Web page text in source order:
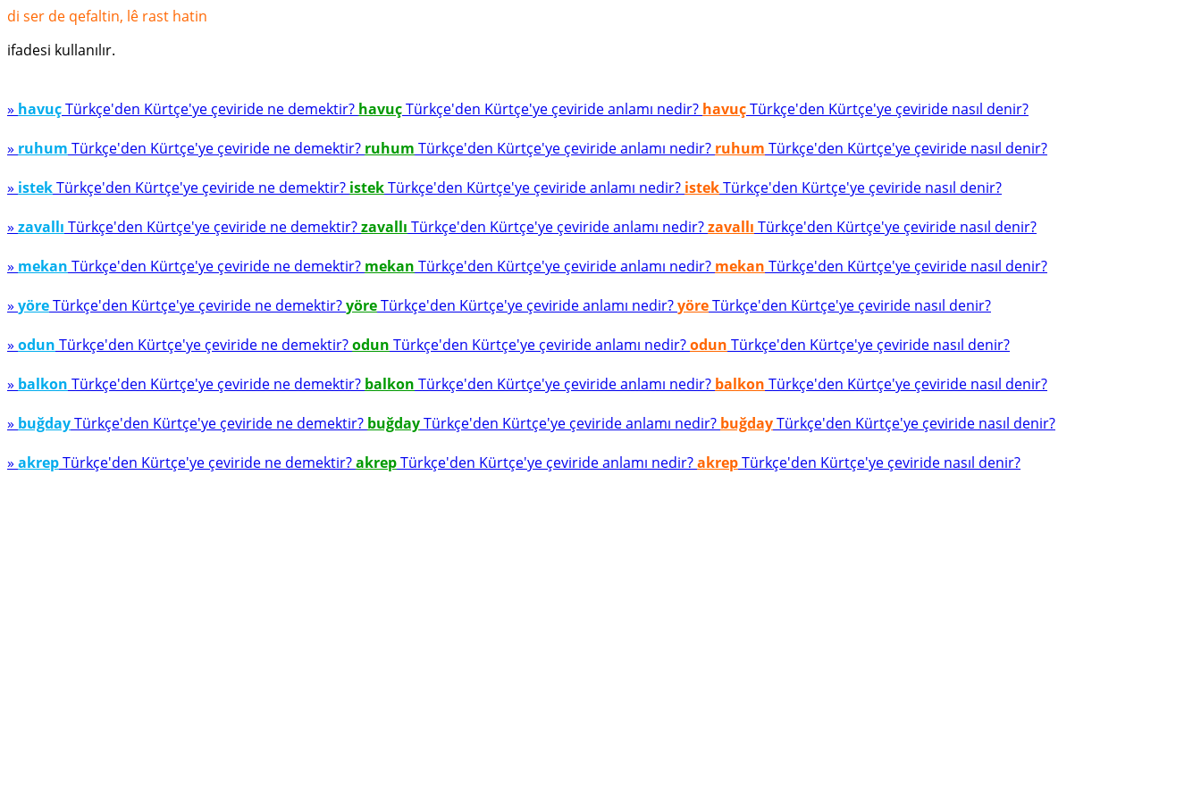
di ser de qefaltin, lê rast hatin
ifadesi kullanılır.
» havuçTürkçe'den Kürtçe'ye çeviride ne demektir? havuçTürkçe'den Kürtçe'ye çeviride anlamı nedir? havuçTürkçe'den Kürtçe'ye çeviride nasıl denir?
» ruhum Türkçe'den Kürtçe'ye çeviride ne demektir? ruhum Türkçe'den Kürtçe'ye çeviride anlamı nedir? ruhum Türkçe'den Kürtçe'ye çeviride nasıl denir?
» istekTürkçe'den Kürtçe'ye çeviride ne demektir? istekTürkçe'den Kürtçe'ye çeviride anlamı nedir? istekTürkçe'den Kürtçe'ye çeviride nasıl denir?
» zavallı Türkçe'den Kürtçe'ye çeviride ne demektir?zavallı Türkçe'den Kürtçe'ye çeviride anlamı nedir?zavallı Türkçe'den Kürtçe'ye çeviride nasıl denir?
» mekan Türkçe'den Kürtçe'ye çeviride ne demektir? mekan Türkçe'den Kürtçe'ye çeviride anlamı nedir? mekan Türkçe'den Kürtçe'ye çeviride nasıl denir?
» yöreTürkçe'den Kürtçe'ye çeviride ne demektir?yöreTürkçe'den Kürtçe'ye çeviride anlamı nedir?yöreTürkçe'den Kürtçe'ye çeviride nasıl denir?
» odun Türkçe'den Kürtçe'ye çeviride ne demektir?odun Türkçe'den Kürtçe'ye çeviride anlamı nedir?odun Türkçe'den Kürtçe'ye çeviride nasıl denir?
» balkon Türkçe'den Kürtçe'ye çeviride ne demektir? balkon Türkçe'den Kürtçe'ye çeviride anlamı nedir? balkon Türkçe'den Kürtçe'ye çeviride nasıl denir?
» buğdayTürkçe'den Kürtçe'ye çeviride ne demektir? buğdayTürkçe'den Kürtçe'ye çeviride anlamı nedir? buğdayTürkçe'den Kürtçe'ye çeviride nasıl denir?
» akrepTürkçe'den Kürtçe'ye çeviride ne demektir?akrepTürkçe'den Kürtçe'ye çeviride anlamı nedir?akrepTürkçe'den Kürtçe'ye çeviride nasıl denir?